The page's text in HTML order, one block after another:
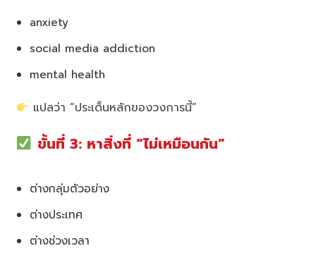
anxiety
social media addiction
mental health
แปลว่า “ประเด็นหลักของวงการนี้”
ขั้นที่ 3: หาสิ่งที่ “ไม่เหมือนกัน”
ต่างกลุ่มตัวอย่าง
ต่างประเทศ
ต่างช่วงเวลา